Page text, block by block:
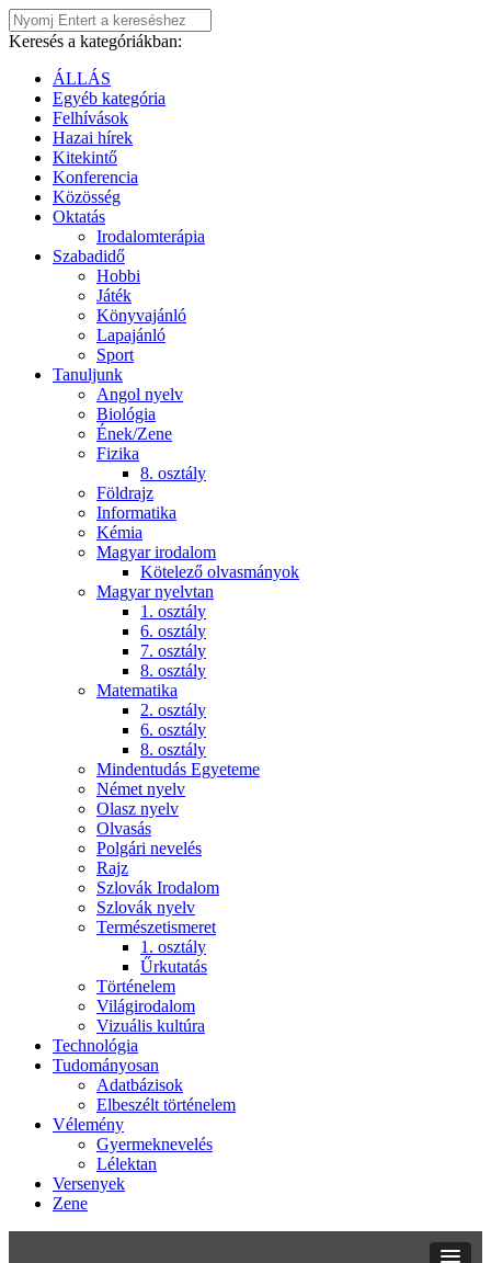
Keresés a kategóriákban:
ÁLLÁS
Egyéb kategória
Felhívások
Hazai hírek
Kitekintő
Konferencia
Közösség
Oktatás
Irodalomterápia
Szabadidő
Hobbi
Játék
Könyvajánló
Lapajánló
Sport
Tanuljunk
Angol nyelv
Biológia
Ének/Zene
Fizika
8. osztály
Földrajz
Informatika
Kémia
Magyar irodalom
Kötelező olvasmányok
Magyar nyelvtan
1. osztály
6. osztály
7. osztály
8. osztály
Matematika
2. osztály
6. osztály
8. osztály
Mindentudás Egyeteme
Német nyelv
Olasz nyelv
Olvasás
Polgári nevelés
Rajz
Szlovák Irodalom
Szlovák nyelv
Természetismeret
1. osztály
Űrkutatás
Történelem
Világirodalom
Vizuális kultúra
Technológia
Tudományosan
Adatbázisok
Elbeszélt történelem
Vélemény
Gyermeknevelés
Lélektan
Versenyek
Zene